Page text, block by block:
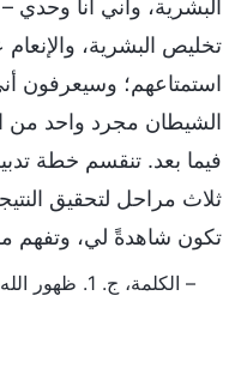
البشرية، وأني أنا
تخليص البشرية،
استمتاعهم؛ وسيعرفون
الشيطان مجرد واحد من
فيما بعد. تنقسم خطة
ثلاث مراحل لتحقيق
تكون شاهدةً لي، وتفهم
– الكلمة، ج.